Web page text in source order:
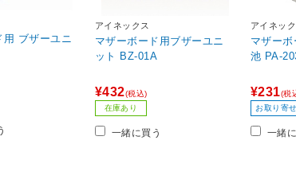
用 ブザーユニ
アイネックス
マザーボード用ブザーユニ
ット BZ-01A
¥432(税込)
在庫あり
一緒に買う
アイネック
マザー
池 PA-
¥231(税
お取り寄せ
一緒